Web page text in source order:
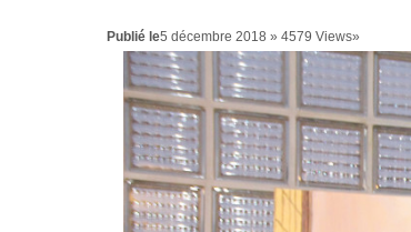
Publié le5 décembre 2018 » 4579 Views»